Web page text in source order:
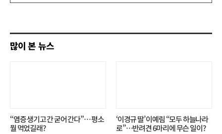
기
많이 본 뉴스
“염증 생기고 간 굳어 간다”… 평소
뭘 먹었길래?
‘이경규 딸’ 이예림 “모두 하늘나라
로”⋯반려견 6마리에 무슨 일이?